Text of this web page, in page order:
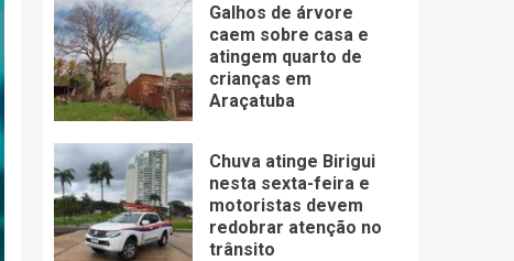
Galhos de árvore
caem sobre casa e
atingem quarto de
crianças em
Araçatuba
Chuva atinge Birigui
nesta sexta-feira e
motoristas devem
redobrar atenção no
trânsito